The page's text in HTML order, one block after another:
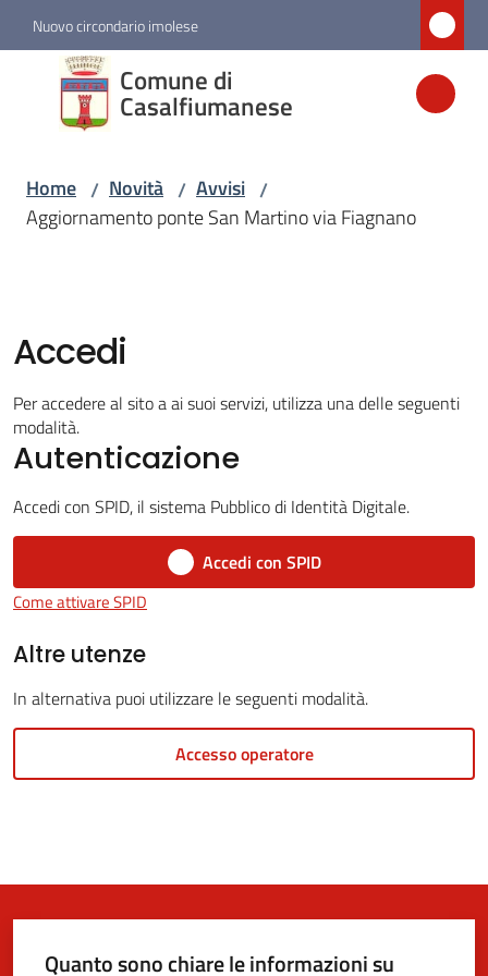
Vai al contenuto
Vai alla navigazione
Vai al footer
Nuovo circondario imolese
Comune di
Casalfiumanese
Comune di
Casalfiumanese
Amministrazione
Servizi
Vivere
Casalfiumanese
5x1000
Servizi
line
Tutti
Home / Novità / Avvisi /
Aggiornamento ponte San Martino via Fiagnano
Accedi
Per accedere al sito a ai suoi servizi, utilizza una delle seguenti
modalità.
Autenticazione
Accedi con SPID, il sistema Pubblico di Identità Digitale.
Accedi con SPID
Come attivare SPID
Altre utenze
In alternativa puoi utilizzare le seguenti modalità.
Accesso operatore
Quanto sono chiare le informazioni su